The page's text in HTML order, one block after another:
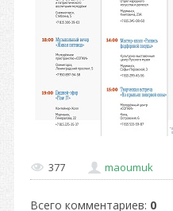
377 maoumuk
Всего комментариев: 0